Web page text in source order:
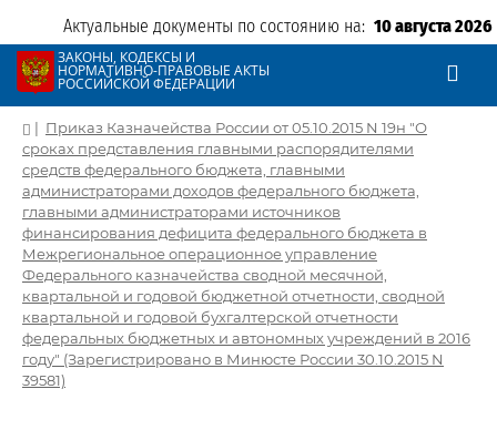
Актуальные документы по состоянию на: 10 августа 2026
ЗАКОНЫ, КОДЕКСЫ И
НОРМАТИВНО-ПРАВОВЫЕ АКТЫ
РОССИЙСКОЙ ФЕДЕРАЦИИ
| Приказ Казначейства России от 05.10.2015 N 19н "О
сроках представления главными распорядителями
средств федерального бюджета, главными
администраторами доходов федерального бюджета,
главными администраторами источников
финансирования дефицита федерального бюджета в
Межрегиональное операционное управление
Федерального казначейства сводной месячной,
квартальной и годовой бюджетной отчетности, сводной
квартальной и годовой бухгалтерской отчетности
федеральных бюджетных и автономных учреждений в 2016
году" (Зарегистрировано в Минюсте России 30.10.2015 N
39581)